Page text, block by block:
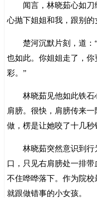
闻言，林晓茹心如刀
心抛下姐姐和我，跟别的
楚河沉默片刻，道：“
也如此。你姐姐走了，
彩。”
林晓茹见他如此铁石
肩膀。很快，肩膀传来
做，楞是让她咬了十几秒
林晓茹突然意识到行
口，只见右肩膀处一排
不住哗哗落下。作为院校
就跟做错事的小女孩。